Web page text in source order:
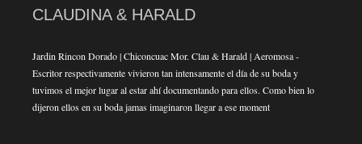
CLAUDINA & HARALD
Jardin Rincon Dorado | Chiconcuac Mor. Clau & Harald | Aeromosa -
Escritor respectivamente vivieron tan intensamente el día de su boda y
tuvimos el mejor lugar al estar ahí documentando para ellos. Como bien lo
dijeron ellos en su boda jamas imaginaron llegar a ese moment